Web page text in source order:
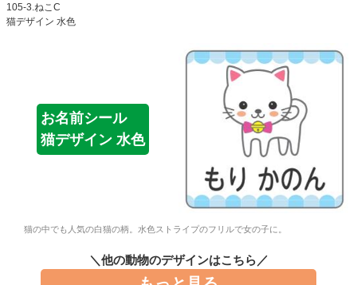
よくある質問
商品ガイド
会社概要
お問い合わせ
105-3.ねこC
猫デザイン 水色
お名前シール
猫デザイン 水色
猫の中でも人気の白猫の柄。水色ストライプのフリルで女の子に。
＼他の動物のデザインはこちら／